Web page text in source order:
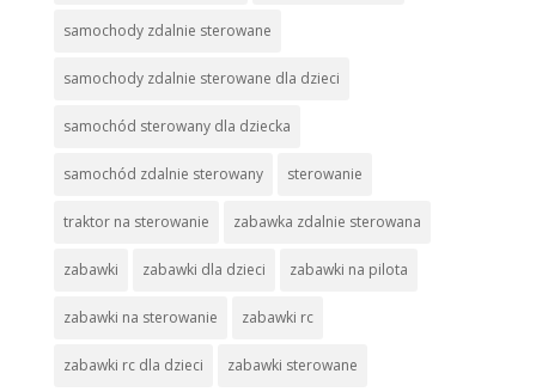
samochody zdalnie sterowane
samochody zdalnie sterowane dla dzieci
samochód sterowany dla dziecka
samochód zdalnie sterowany sterowanie
traktor na sterowanie zabawka zdalnie sterowana
zabawki zabawki dla dzieci zabawki na pilota
zabawki na sterowanie zabawki rc
zabawki rc dla dzieci zabawki sterowane